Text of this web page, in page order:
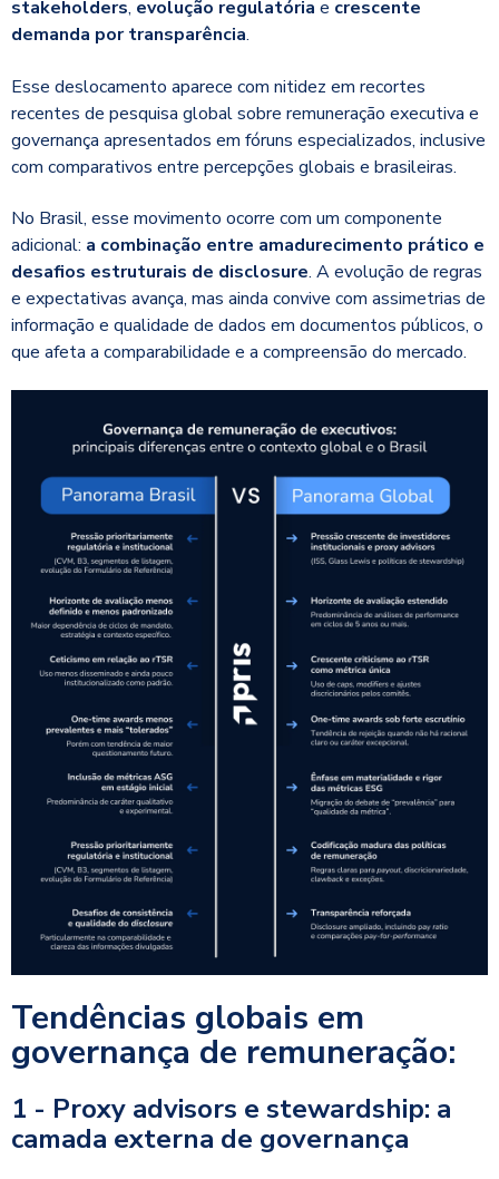
stakeholders, evolução regulatória e crescente
demanda por transparência.
Esse deslocamento aparece com nitidez em recortes
recentes de pesquisa global sobre remuneração executiva e
governança apresentados em fóruns especializados, inclusive
com comparativos entre percepções globais e brasileiras.
No Brasil, esse movimento ocorre com um componente
adicional: a combinação entre amadurecimento prático e
desafios estruturais de disclosure. A evolução de regras
e expectativas avança, mas ainda convive com assimetrias de
informação e qualidade de dados em documentos públicos, o
que afeta a comparabilidade e a compreensão do mercado.
Tendências globais em
governança de remuneração:
1 - Proxy advisors e stewardship: a
camada externa de governança